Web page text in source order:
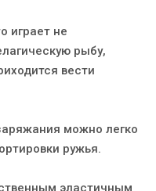
играет не
рыбу,
вести
можно легко
ружья.
эластичным